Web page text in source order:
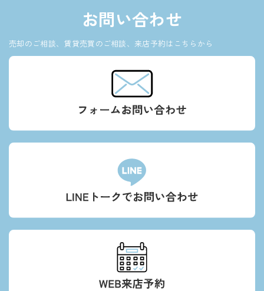
お問い合わせ
売却のご相談、賃貸売買のご相談、来店予約はこちらから